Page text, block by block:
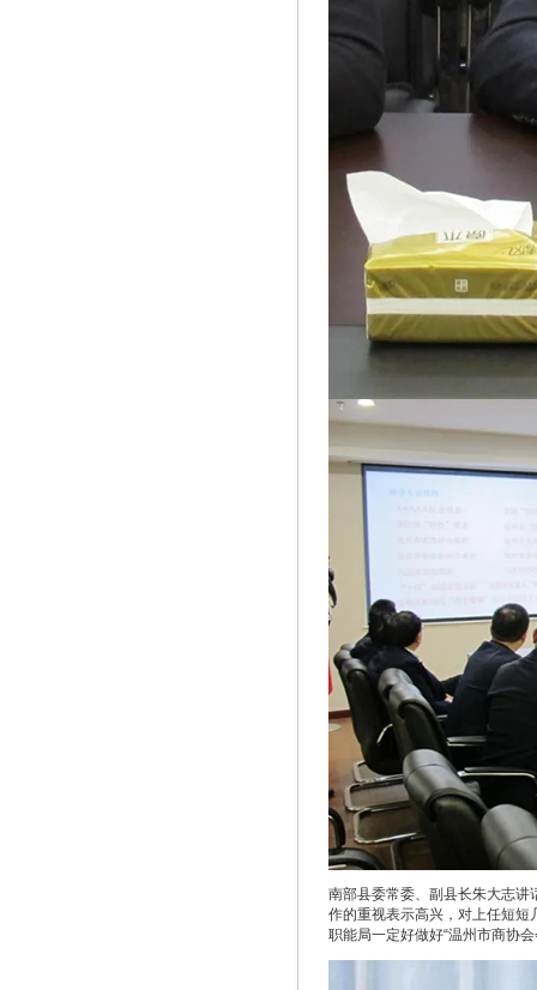
南部县委常委、副县长朱大志讲
作的重视表示高兴，对上任短短
职能局一定好做好“温州市商协